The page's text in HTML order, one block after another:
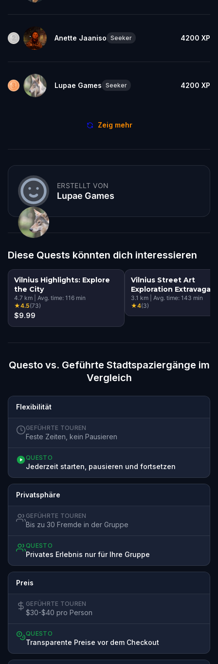
Anette Jaaniso Seeker 4200 XP
Lupae Games Seeker 4200 XP
Zeig mehr
ERSTELLT VON
Lupae Games
Diese Quests könnten dich interessieren
Vilnius Highlights: Explore
the City
4.7 km Avg. time: 116 min
★4.5(73)
$9.99
Vilnius Street Art
Exploration
3.1 km Avg. time: 143 min
★4(3)
Questo vs. Geführte Stadtspaziergänge im
Vergleich
Flexibilität
GEFÜHRTE TOUREN
Feste Zeiten, kein Pausieren
QUESTO
Jederzeit starten, pausieren und fortsetzen
Privatsphäre
GEFÜHRTE TOUREN
Bis zu 30 Fremde in der Gruppe
QUESTO
Privates Erlebnis nur für Ihre Gruppe
Preis
GEFÜHRTE TOUREN
$30-$40 pro Person
QUESTO
Transparente Preise vor dem Checkout